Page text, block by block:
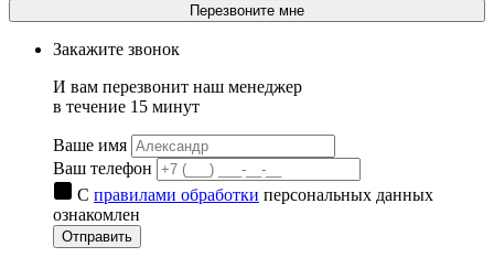
Перезвоните мне
Закажите звонок
И вам перезвонит наш менеджер
в течение 15 минут
Ваше имя
Ваш телефон
С правилами обработки персональных данных
ознакомлен
Отправить